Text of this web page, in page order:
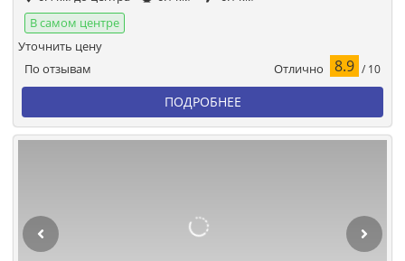
В самом центре
По отзывам Отлично 8.9 / 10
Уточнить цену
ПОДРОБНЕЕ